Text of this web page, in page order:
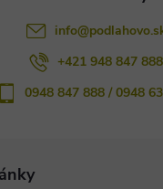
info@
+421 948 847 888
0948 847 888 / 0948